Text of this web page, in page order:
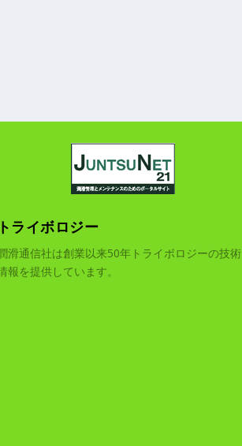
ライボロジー
滑通信社は創業以来50年トライボロジーの技術
報を提供しています。